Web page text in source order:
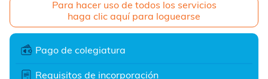
Para hacer uso de todos los servicios
haga clic aquí para loguearse
Pago de colegiatura
Requisitos de incorporación